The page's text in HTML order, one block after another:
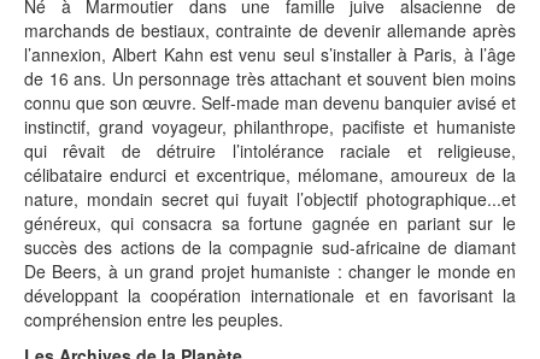
Né à Marmoutier dans une famille juive alsacienne de
marchands de bestiaux, contrainte de devenir allemande après
l’annexion, Albert Kahn est venu seul s’installer à Paris, à l’âge
de 16 ans. Un personnage très attachant et souvent bien moins
connu que son œuvre. Self-made man devenu banquier avisé et
instinctif, grand voyageur, philanthrope, pacifiste et humaniste
qui rêvait de détruire l’intolérance raciale et religieuse,
célibataire endurci et excentrique, mélomane, amoureux de la
nature, mondain secret qui fuyait l’objectif photographique...et
généreux, qui consacra sa fortune gagnée en pariant sur le
succès des actions de la compagnie sud-africaine de diamant
De Beers, à un grand projet humaniste : changer le monde en
développant la coopération internationale et en favorisant la
compréhension entre les peuples.